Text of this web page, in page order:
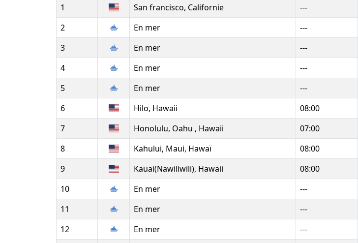
1
San francisco, Californie ---
2
En mer ---
3
En mer ---
4
En mer ---
5
En mer ---
6
Hilo, Hawaii 08:00
7
Honolulu, Oahu , Hawaii 07:00
8
Kahului, Maui, Hawaï 08:00
9
Kauai(Nawiliwili), Hawaii 08:00
10
En mer ---
11
En mer ---
12
En mer ---